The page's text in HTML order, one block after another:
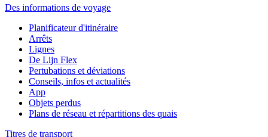
Des informations de voyage
Planificateur d'itinéraire
Arrêts
Lignes
De Lijn Flex
Pertubations et déviations
Conseils, infos et actualités
App
Objets perdus
Plans de réseau et répartitions des quais
Titres de transport